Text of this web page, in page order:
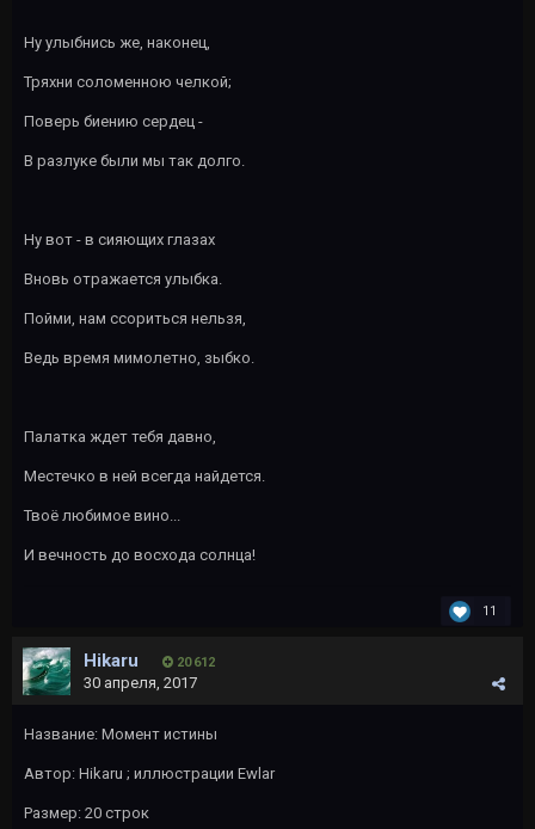
Ну улыбнись же, наконец,
Тряхни соломенною челкой;
Поверь биению сердец -
В разлуке были мы так долго.
Ну вот - в сияющих глазах
Вновь отражается улыбка.
Пойми, нам ссориться нельзя,
Ведь время мимолетно, зыбко.
Палатка ждет тебя давно,
Местечко в ней всегда найдется.
Твоё любимое вино...
И вечность до восхода солнца!
11
Hikaru 20 612
30 апреля, 2017
Название: Момент истины
Автор: Hikaru ; иллюстрации Ewlar
Размер: 20 строк